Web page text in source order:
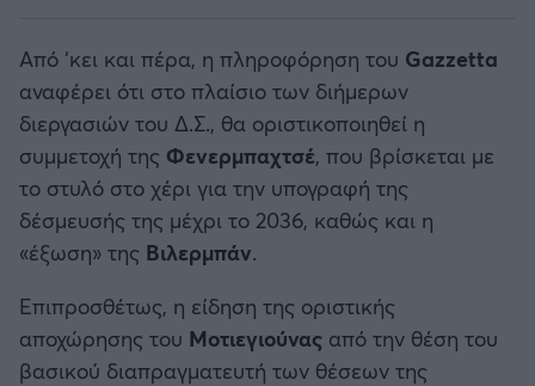
Από ‘κει και πέρα, η πληροφόρηση του Gazzetta
αναφέρει ότι στο πλαίσιο των διήμερων
διεργασιών του Δ.Σ., θα οριστικοποιηθεί η
συμμετοχή της Φενερμπαχτσέ, που βρίσκεται με
το στυλό στο χέρι για την υπογραφή της
δέσμευσής της μέχρι το 2036, καθώς και η
«έξωση» της Βιλερμπάν.
Επιπροσθέτως, η είδηση της οριστικής
αποχώρησης του Μοτιεγιούνας από την θέση του
βασικού διαπραγματευτή των θέσεων της